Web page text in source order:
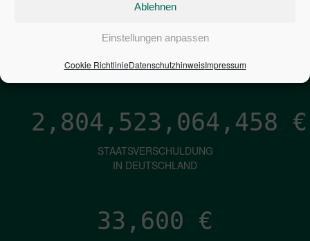
Ablehnen
Einstellungen anpassen
Cookie RichtlinieDatenschutzhinweisImpressum
PRO SEKUNDE
2,804,523,065,304 €
STAATSVERSCHULDUNG
IN DEUTSCHLAND
33,600 €